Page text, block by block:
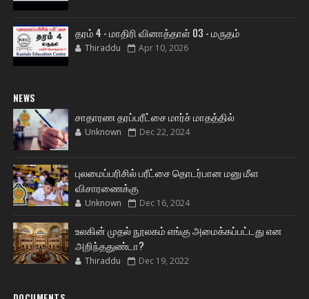
தரம் 4 - மாதிரி வினாத்தாள் 03 - மருதம்
Thiraddu Apr 10, 2026
NEWS
சாதாரண தரப்பரீட்சை மார்ச் மாதத்தில்
Unknown Dec 22, 2024
புலமைப்பரிசில் பரீட்சை தொடர்பான மனு மீள
விசாரணைக்கு
Unknown Dec 16, 2024
உலகின் முதல் நூலகம் எங்கு அமைக்கப்பட்டது என
அறிந்ததுண்டா?
Thiraddu Dec 19, 2022